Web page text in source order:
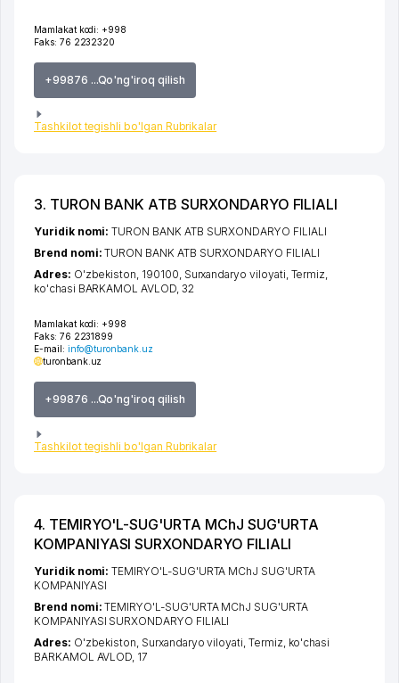
Mamlakat kodi: +998
Faks: 76 2232320
+99876 ...Qo'ng'iroq qilish
Tashkilot tegishli bo'lgan Rubrikalar
3. TURON BANK ATB SURXONDARYO FILIALI
Mamlakat kodi: +998
Faks: 76 2231899
E-mail: info@turonbank.uz
turonbank.uz
+99876 ...Qo'ng'iroq qilish
Tashkilot tegishli bo'lgan Rubrikalar
Yuridik nomi:TURON BANK ATB SURXONDARYO FILIALI
Brend nomi:TURON BANK ATB SURXONDARYO FILIALI
Adres: O'zbekiston, 190100, Surxandaryo viloyati, Termiz,
ko'chasi BARKAMOL AVLOD, 32
4. TEMIRYO'L-SUG'URTA MChJ SUG'URTA
KOMPANIYASI SURXONDARYO FILIALI
Yuridik nomi:TEMIRYO'L-SUG'URTA MChJ SUG'URTA
KOMPANIYASI
Brend nomi:TEMIRYO'L-SUG'URTA MChJ SUG'URTA
KOMPANIYASI SURXONDARYO FILIALI
Adres: O'zbekiston, Surxandaryo viloyati Termiz ko'chasi
BARKAMOL AVLOD , 17